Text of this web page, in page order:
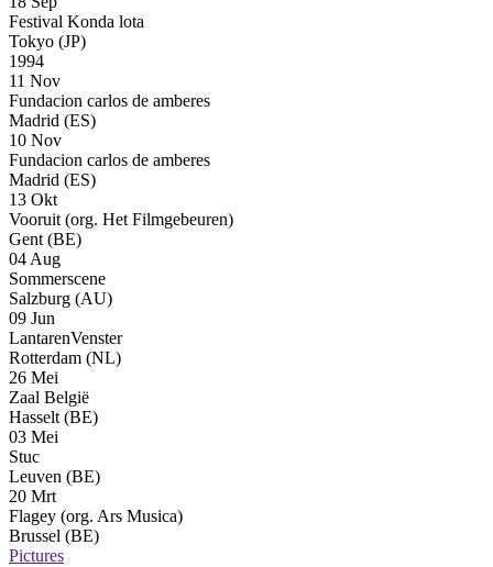
Festival Konda lota
Tokyo (JP)
1994
11 Nov
Fundacion carlos de amberes
Madrid (ES)
10 Nov
Fundacion carlos de amberes
Madrid (ES)
13 Okt
Vooruit (org. Het Filmgebeuren)
Gent (BE)
04 Aug
Sommerscene
Salzburg (AU)
09 Jun
LantarenVenster
Rotterdam (NL)
26 Mei
Zaal België
Hasselt (BE)
03 Mei
Stuc
Leuven (BE)
20 Mrt
Flagey (org. Ars Musica)
Brussel (BE)
Pictures